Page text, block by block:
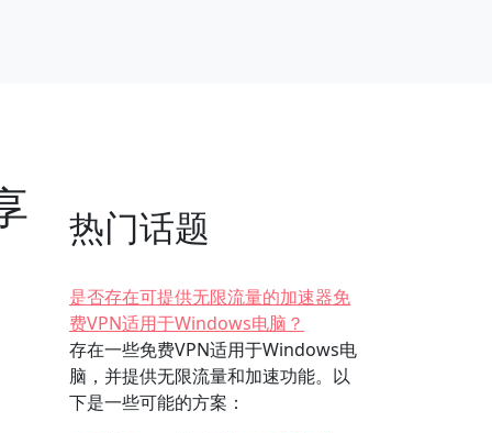
热门话题
是否存在可提供无限流量的加速器免
费VPN适用于Windows电脑？
存在一些免费VPN适用于Windows电
脑，并提供无限流量和加速功能。以
下是一些可能的方案：